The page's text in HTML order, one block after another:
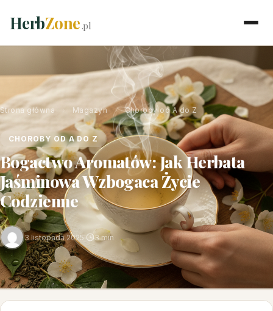
HerbZone.pl
Strona główna › Magazyn › Choroby od A do Z
CHOROBY OD A DO Z
Bogactwo Aromatów: Jak Herbata
Jaśminowa Wzbogaca Życie
Codzienne
3 listopada 2025· 3 min